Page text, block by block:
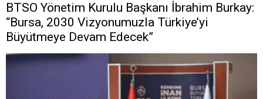
BTSO Yönetim Kurulu Başkanı İbrahim Burkay:
“Bursa, 2030 Vizyonumuzla Türkiye’yi
Büyütmeye Devam Edecek”